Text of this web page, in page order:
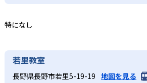
特になし
若里教室
長野県長野市若里5-19-19 地図を見る